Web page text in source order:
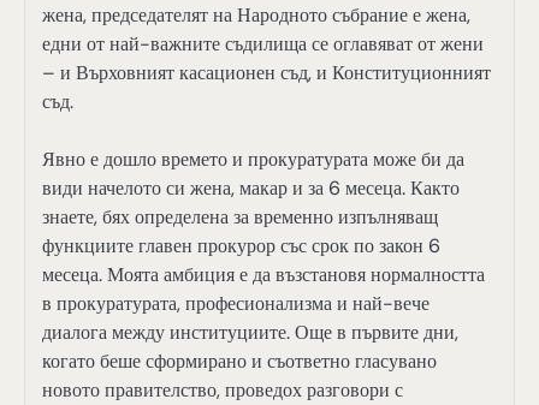
жена, председателят на Народното събрание е жена,
едни от най-важните съдилища се оглавяват от жени
– и Върховният касационен съд, и Конституционният
съд.
Явно е дошло времето и прокуратурата може би да
види начелото си жена, макар и за 6 месеца. Както
знаете, бях определена за временно изпълняващ
функциите главен прокурор със срок по закон 6
месеца. Моята амбиция е да възстановя нормалността
в прокуратурата, професионализма и най-вече
диалога между институциите. Още в първите дни,
когато беше сформирано и съответно гласувано
новото правителство, проведох разговори с